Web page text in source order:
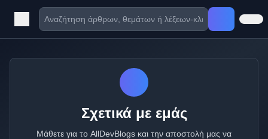
Σχετικά με εμάς
Μάθετε για το AllDevBlogs και την αποστολή μας να